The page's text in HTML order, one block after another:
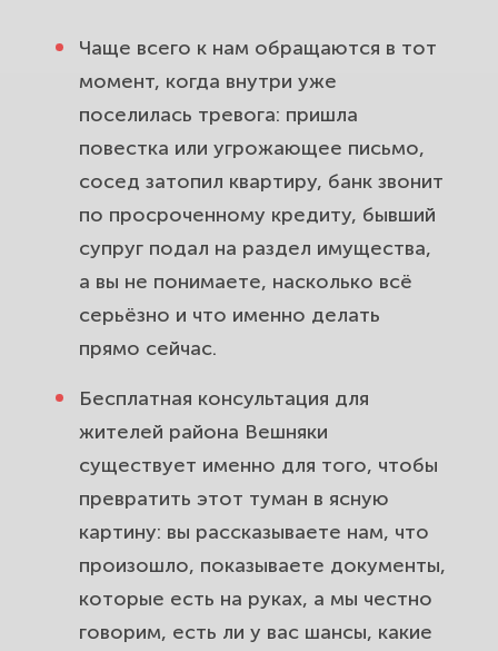
Чаще всего к нам обращаются в тот
момент, когда внутри уже
поселилась тревога: пришла
повестка или угрожающее письмо,
сосед затопил квартиру, банк звонит
по просроченному кредиту, бывший
супруг подал на раздел имущества,
а вы не понимаете, насколько всё
серьёзно и что именно делать
прямо сейчас.
Бесплатная консультация для
жителей района Вешняки
существует именно для того, чтобы
превратить этот туман в ясную
картину: вы рассказываете нам, что
произошло, показываете документы,
которые есть на руках, а мы честно
говорим, есть ли у вас шансы, какие